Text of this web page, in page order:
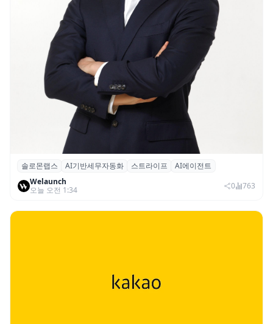
솔로몬랩스, 스트라이프 출신 이창헌 영입…
절세 전략 AI 에이전트 개발 본격화
솔로몬랩스 AI기반세무자동화 스트라이프
AI에이전트
Welaunch
오늘 오전 1:34
0 763